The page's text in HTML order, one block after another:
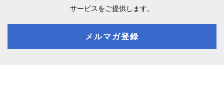
サービスをご提供します。
メルマガ登録